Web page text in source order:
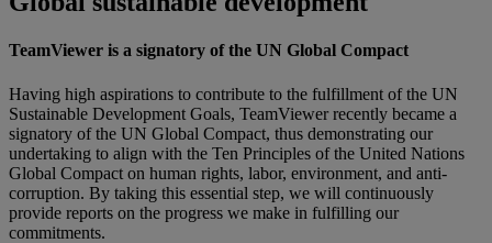
TeamViewer is a signatory of the UN Global Compact
Having high aspirations to contribute to the fulfillment of the UN
Sustainable Development Goals, TeamViewer recently became a
signatory of the UN Global Compact, thus demonstrating our
undertaking to align with the Ten Principles of the United Nations
Global Compact on human rights, labor, environment, and anti-
corruption. By taking this essential step, we will continuously
provide reports on the progress we make in fulfilling our
commitments.